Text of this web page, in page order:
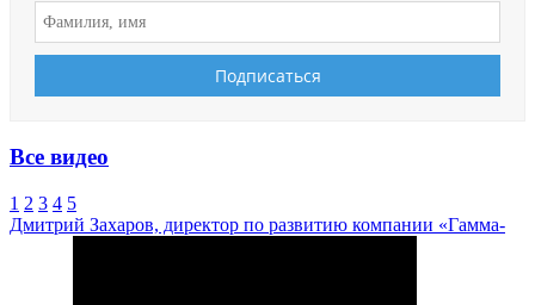
Все видео
1 2 3 4 5
Дмитрий Захаров, директор по развитию компании «Гамма-